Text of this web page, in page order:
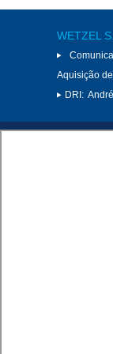
WETZEL
Aquisição
DRI: